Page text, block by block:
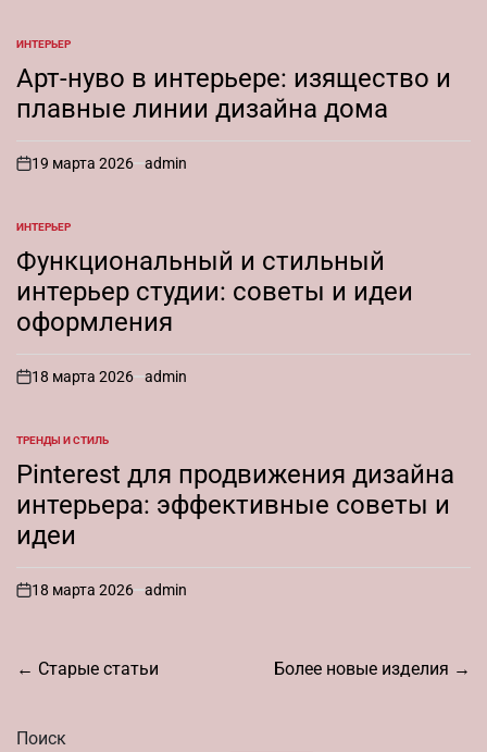
ОПУБЛИКОВАНО
ИНТЕРЬЕР
Арт-нуво в интерьере: изящество и
плавные линии дизайна дома
on
19 марта 2026 admin
ОПУБЛИКОВАНО
ИНТЕРЬЕР
Функциональный и стильный
интерьер студии: советы и идеи
оформления
on
18 марта 2026 admin
ОПУБЛИКОВАНО
В
ТРЕНДЫ И СТИЛЬ
Pinterest для продвижения дизайна
интерьера: эффективные советы и
идеи
on
18 марта 2026 admin
Навигация
записям
← Старые статьи Более новые изделия →
Поиск